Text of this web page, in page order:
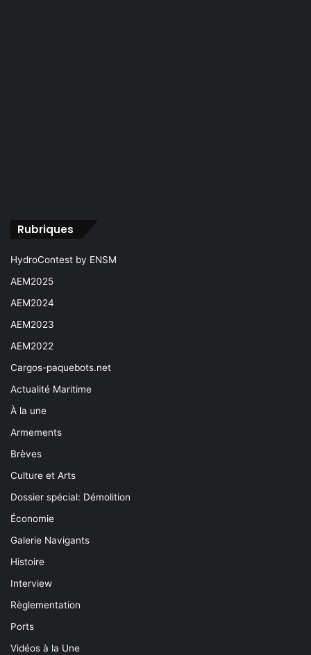
Rubriques
HydroContest by ENSM
AEM2025
AEM2024
AEM2023
AEM2022
Cargos-paquebots.net
Actualité Maritime
À la une
Armements
Brèves
Culture et Arts
Dossier spécial: Démolition
Économie
Galerie Navigants
Histoire
Interview
Règlementation
Ports
Vidéos à la Une